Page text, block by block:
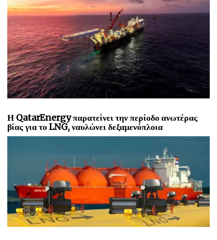
Η QatarEnergy παρατείνει την περίοδο ανωτέρας
βίας για το LNG, ναυλώνει δεξαμενόπλοια